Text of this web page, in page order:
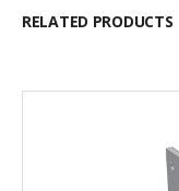
RELATED PRODUCTS